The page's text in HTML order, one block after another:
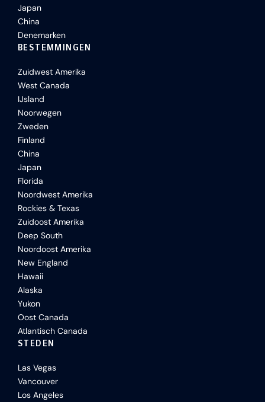
Japan
China
Denemarken
BESTEMMINGEN
Zuidwest Amerika
West Canada
IJsland
Noorwegen
Zweden
Finland
China
Japan
Florida
Noordwest Amerika
Rockies & Texas
Zuidoost Amerika
Deep South
Noordoost Amerika
New England
Hawaii
Alaska
Yukon
Oost Canada
Atlantisch Canada
STEDEN
Las Vegas
Vancouver
Los Angeles